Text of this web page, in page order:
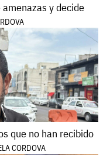
y decide
que no han recibido
CORDOVA